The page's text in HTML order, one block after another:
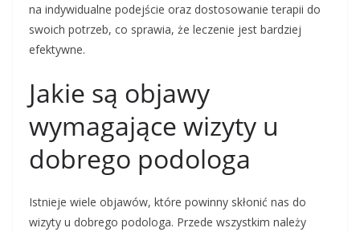
na indywidualne podejście oraz dostosowanie terapii do
swoich potrzeb, co sprawia, że leczenie jest bardziej
efektywne.
Jakie są objawy
wymagające wizyty u
dobrego podologa
Istnieje wiele objawów, które powinny skłonić nas do
wizyty u dobrego podologa. Przede wszystkim należy